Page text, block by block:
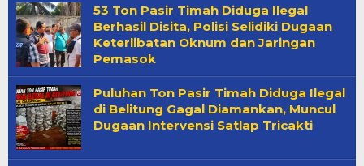
53 Ton Pasir Timah Diduga Ilegal
Berhasil Disita, Polisi Selidiki Dugaan
Keterlibatan Oknum dan Jaringan
Pemasok
Puluhan Ton Pasir Timah Diduga Ilegal
di Belitung Gagal Diamankan, Muncul
Dugaan Intervensi Satlap Tricakti